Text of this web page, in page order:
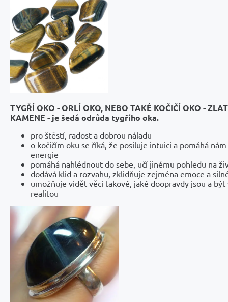
TYGŘÍ OKO - ORLÍ OKO, NEBO TAKÉ KOČIČÍ OKO -
KAMENE - je šedá odrůda tygřího oka.
pro štěstí, radost a dobrou náladu
o kočičím oku se říká, že posiluje intuici a pomáhá
energie
pomáhá nahlédnout do sebe, učí jinému pohledu na
dodává klid a rozvahu, zklidňuje zejména emoce a
umožňuje vidět věci takové, jaké doopravdy jsou a
realitou